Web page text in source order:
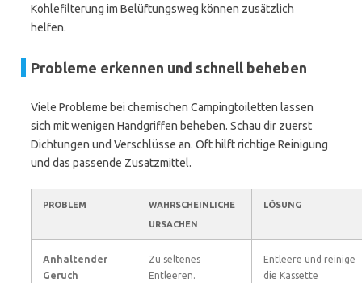
Kohlefilterung im Belüftungsweg können zusätzlich
helfen.
Probleme erkennen und schnell beheben
Viele Probleme bei chemischen Campingtoiletten lassen
sich mit wenigen Handgriffen beheben. Schau dir zuerst
Dichtungen und Verschlüsse an. Oft hilft richtige Reinigung
und das passende Zusatzmittel.
PROBLEM
WAHRSCHEINLICHE
URSACHEN
LÖSUNG
Anhaltender
Geruch
Zu seltenes
Entleeren.
Entleere und reinige
die Kassette